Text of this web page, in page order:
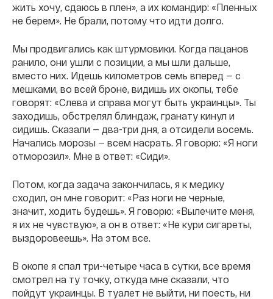
жить хочу, сдаюсь в плен», а их командир: «Пленных
не берем». Не брали, потому что идти долго.
Мы продвигались как штурмовики. Когда пацанов
ранило, они ушли с позиции, а мы шли дальше,
вместо них. Идешь километров семь вперед — с
мешками, во всей броне, видишь их окопы, тебе
говорят: «Слева и справа могут быть украинцы». Ты
заходишь, обстрелял блиндаж, гранату кинул и
сидишь. Сказали — два-три дня, а отсидели восемь.
Начались морозы — всем насрать. Я говорю: «Я ноги
отморозил». Мне в ответ: «Сиди».
Потом, когда задача закончилась, я к медику
сходил, он мне говорит: «Раз ноги не черные,
значит, ходить будешь». Я говорю: «Вылечите меня,
я их не чувствую», а он в ответ: «Не кури сигареты,
выздоровеешь». На этом все.
В окопе я спал три-четыре часа в сутки, все время
смотрел на ту точку, откуда мне сказали, что
пойдут украинцы. В туалет не выйти, ни поесть, ни